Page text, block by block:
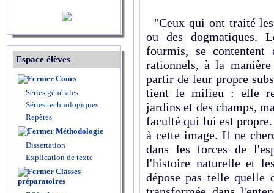
Espace élèves
Cours
Séries générales
Séries technologiques
Repères
Méthodologie
Dissertation
Explication de texte
Classes
préparatoires
"Ceux qui ont traité
ou des dogmatiques.
fourmis, se
rationnels, à la
partir de leur propre
tient le milieu : elle
jardins et des champs,
faculté qui lui est
à cette image. Il ne
dans les forces de
l'histoire naturelle et
dépose pas telle quelle